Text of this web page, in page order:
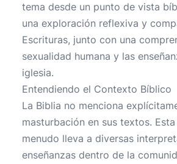
tema desde un punto de vista
una exploración reflexiva y
Escrituras, junto con una
sexualidad humana y las
iglesia.
Entendiendo el Contexto Bíblico
La Biblia no menciona
masturbación en sus textos.
menudo lleva a diversas
enseñanzas dentro de la